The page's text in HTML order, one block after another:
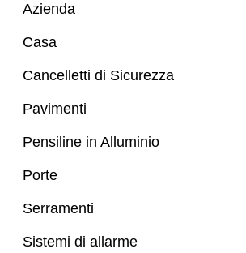
Azienda
Casa
Cancelletti di Sicurezza
Pavimenti
Pensiline in Alluminio
Porte
Serramenti
Sistemi di allarme